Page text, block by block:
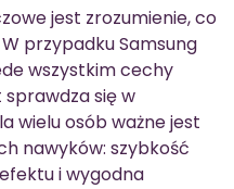
jest zrozumienie, co
przypadku Samsung
wszystkim cechy
się w
wielu osób ważne jest
nawyków: szybkość
i wygodna